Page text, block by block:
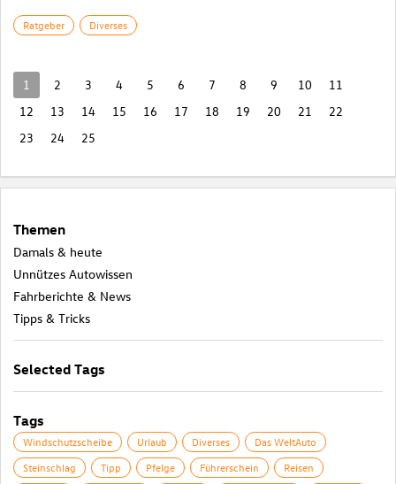
Ratgeber Diverses
1 2 3 4 5 6 7 8 9 10
11
12
13 14 15 16 17 18 19 20 21
22
23
24 25
Themen
Damals & heute
Unnützes Autowissen
Fahrberichte & News
Tipps & Tricks
Selected Tags
Tags
Windschutzscheibe Urlaub Diverses
Das WeltAuto
Steinschlag
Tipp Pfelge Führerschein
Reisen